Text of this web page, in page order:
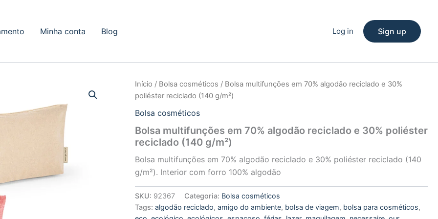
Minha conta Blog Log in Sign up
Início / Bolsa cosméticos / Bolsa multifunções em 70% algodão reciclado e 30%
poliéster reciclado (140 g/m²)
Bolsa cosméticos
Bolsa multifunções em 70% algodão reciclado e 30% poliéster
reciclado (140 g/m²)
Bolsa multifunções em 70% algodão reciclado e 30% poliéster reciclado (140
g/m²). Interior com forro 100% algodão
SKU: 92367 Categoria: Bolsa cosméticos
Tags:algodão reciclado,amigo do ambiente, bolsa de viagem, bolsa para cosméticos,